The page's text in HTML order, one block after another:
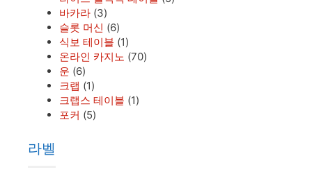
바카라 (3)
슬롯 머신 (6)
식보 테이블 (1)
온라인 카지노 (70)
운 (6)
크랩 (1)
크랩스 테이블 (1)
포커 (5)
라벨